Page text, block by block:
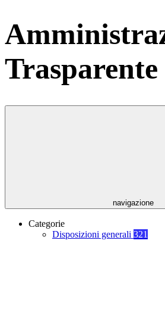
Trasparente
navigazione
Categorie
Disposizioni generali 321